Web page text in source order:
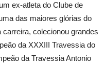
ex-atleta do Clube de
das maiores glórias do
colecionou grandes
da XXXIII Travessia do
da Travessia Antonio